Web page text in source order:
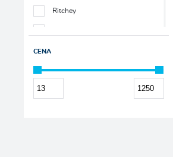
Ritchey
Sram
CENA